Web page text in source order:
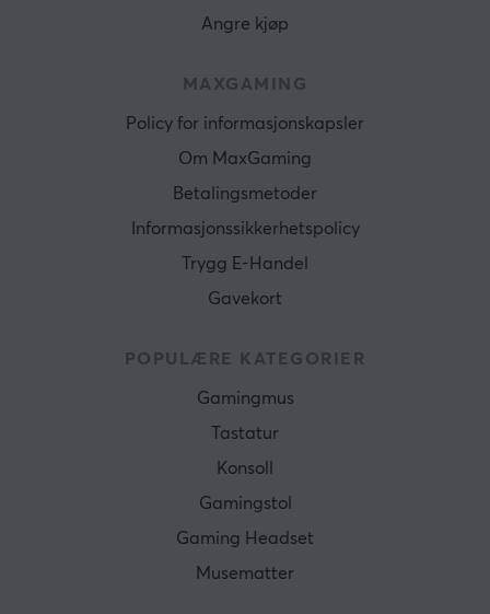
Angre kjøp
MAXGAMING
Policy for informasjonskapsler
Om MaxGaming
Betalingsmetoder
Informasjonssikkerhetspolicy
Trygg E-Handel
Gavekort
POPULÆRE KATEGORIER
Gamingmus
Tastatur
Konsoll
Gamingstol
Gaming Headset
Musematter